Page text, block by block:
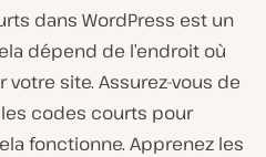
dans WordPress est un
dépend de l’endroit où
site. Assurez-vous de
codes courts pour
fonctionne. Apprenez les